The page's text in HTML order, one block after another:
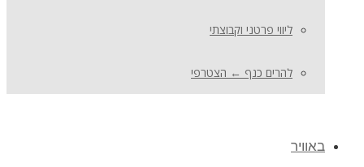
ליווי פרטני וקבוצתי
להרים כנף ← הצטרפי
באוויר